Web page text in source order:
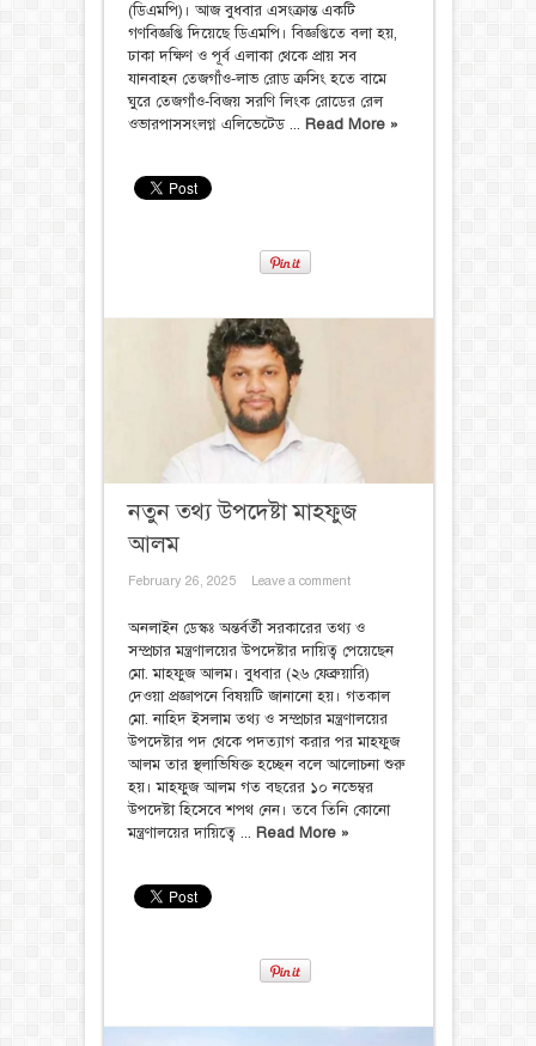
(ডিএমপি)। আজ বুধবার এসংক্রান্ত একটি
গণবিজ্ঞপ্তি দিয়েছে ডিএমপি। বিজ্ঞপ্তিতে বলা হয়,
ঢাকা দক্ষিণ ও পূর্ব এলাকা থেকে প্রায় সব
যানবাহন তেজগাঁও-লাভ রোড ক্রসিং হতে বামে
ঘুরে তেজগাঁও-বিজয় সরণি লিংক রোডের রেল
ওভারপাসসংলগ্ন এলিভেটেড ... Read More »
নতুন তথ্য উপদেষ্টা মাহফুজ
আলম
February 26, 2025 Leave a comment
অনলাইন ডেস্কঃ অন্তর্বর্তী সরকারের তথ্য ও
সম্প্রচার মন্ত্রণালয়ের উপদেষ্টার দায়িত্ব পেয়েছেন
মো. মাহফুজ আলম। বুধবার (২৬ ফেব্রুয়ারি)
দেওয়া প্রজ্ঞাপনে বিষয়টি জানানো হয়। গতকাল
মো. নাহিদ ইসলাম তথ্য ও সম্প্রচার মন্ত্রণালয়ের
উপদেষ্টার পদ থেকে পদত্যাগ করার পর মাহফুজ
আলম তার স্থলাভিষিক্ত হচ্ছেন বলে আলোচনা শুরু
হয়। মাহফুজ আলম গত বছরের ১০ নভেম্বর
উপদেষ্টা হিসেবে শপথ নেন। তবে তিনি কোনো
মন্ত্রণালয়ের দায়িত্বে ... Read More »